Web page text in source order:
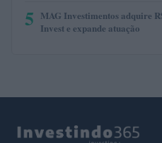
5 MAG Investimentos adquire
Invest e expande atuação